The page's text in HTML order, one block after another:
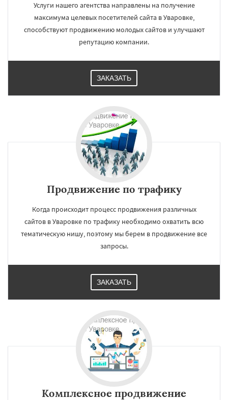
Услуги нашего агентства направлены на получение
максимума целевых посетителей сайта в Уваровке,
способствуют продвижению молодых сайтов и улучшают
репутацию компании.
ЗАКАЗАТЬ
Продвижение по трафику
Когда происходит процесс продвижения различных
сайтов в Уваровке по трафику необходимо охватить всю
тематическую нишу, поэтому мы берем в продвижение все
запросы.
ЗАКАЗАТЬ
Комплексное продвижение